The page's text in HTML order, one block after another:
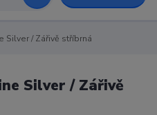
Silver / Zářivě stříbrná
Silver / Zářivě